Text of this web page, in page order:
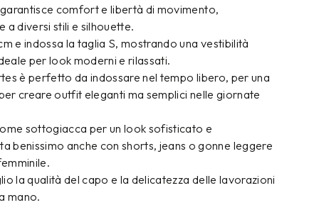
comfort e libertà di movimento,
a diversi stili e silhouette.
e indossa la taglia S, mostrando una vestibilità
per look moderni e rilassati.
è perfetto da indossare nel tempo libero, per una
creare outfit eleganti ma semplici nelle giornate
sottogiacca per un look sofisticato e
benissimo anche con shorts, jeans o gonne leggere
la qualità del capo e la delicatezza delle lavorazioni
mano.